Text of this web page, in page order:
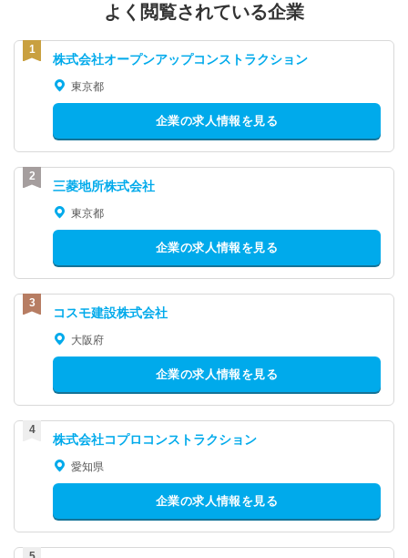
よく閲覧されている企業
株式会社オープンアップコンストラクション
東京都
企業の求人情報を見る
三菱地所株式会社
東京都
企業の求人情報を見る
コスモ建設株式会社
大阪府
企業の求人情報を見る
株式会社コプロコンストラクション
愛知県
企業の求人情報を見る